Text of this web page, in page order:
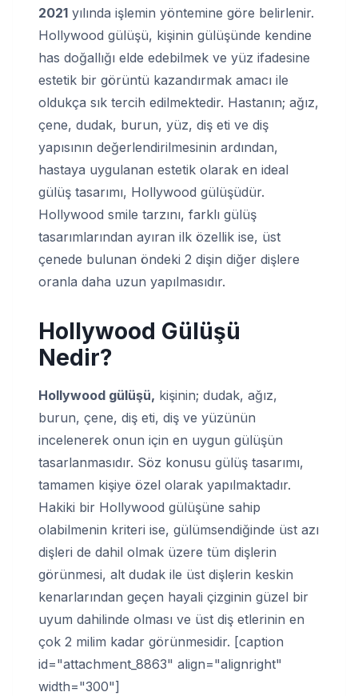
2021 yılında işlemin yöntemine göre belirlenir.
Hollywood gülüşü, kişinin gülüşünde kendine
has doğallığı elde edebilmek ve yüz ifadesine
estetik bir görüntü kazandırmak amacı ile
oldukça sık tercih edilmektedir. Hastanın; ağız,
çene, dudak, burun, yüz, diş eti ve diş
yapısının değerlendirilmesinin ardından,
hastaya uygulanan estetik olarak en ideal
gülüş tasarımı, Hollywood gülüşüdür.
Hollywood smile tarzını, farklı gülüş
tasarımlarından ayıran ilk özellik ise, üst
çenede bulunan öndeki 2 dişin diğer dişlere
oranla daha uzun yapılmasıdır.
Hollywood Gülüşü
Nedir?
Hollywood gülüşü, kişinin; dudak, ağız,
burun, çene, diş eti, diş ve yüzünün
incelenerek onun için en uygun gülüşün
tasarlanmasıdır. Söz konusu gülüş tasarımı,
tamamen kişiye özel olarak yapılmaktadır.
Hakiki bir Hollywood gülüşüne sahip
olabilmenin kriteri ise, gülümsendiğinde üst azı
dişleri de dahil olmak üzere tüm dişlerin
görünmesi, alt dudak ile üst dişlerin keskin
kenarlarından geçen hayali çizginin güzel bir
uyum dahilinde olması ve üst diş etlerinin en
çok 2 milim kadar görünmesidir. [caption
id="attachment_8863" align="alignright"
width="300"]